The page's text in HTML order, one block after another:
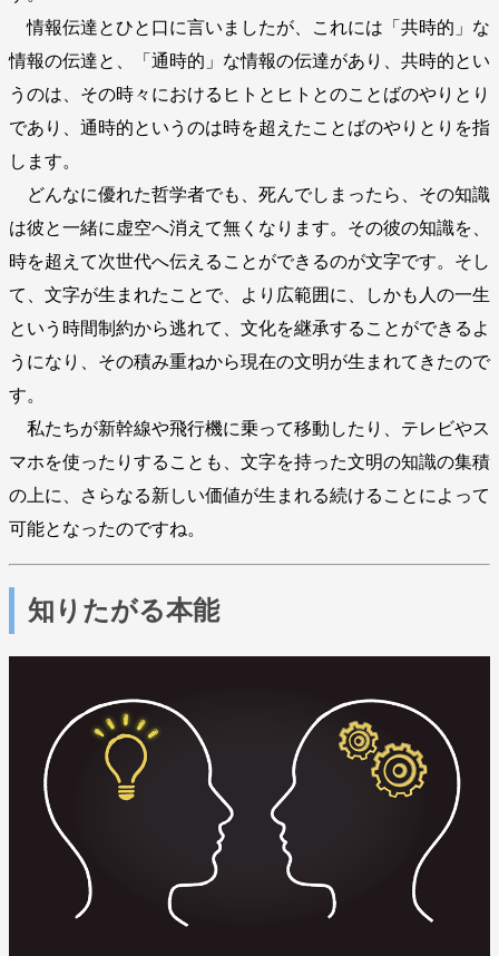
情報伝達とひと口に言いましたが、これには「共時的」な
情報の伝達と、「通時的」な情報の伝達があり、共時的とい
うのは、その時々におけるヒトとヒトとのことばのやりとり
であり、通時的というのは時を超えたことばのやりとりを指
します。
どんなに優れた哲学者でも、死んでしまったら、その知識
は彼と一緒に虚空へ消えて無くなります。その彼の知識を、
時を超えて次世代へ伝えることができるのが文字です。そし
て、文字が生まれたことで、より広範囲に、しかも人の一生
という時間制約から逃れて、文化を継承することができるよ
うになり、その積み重ねから現在の文明が生まれてきたので
す。
私たちが新幹線や飛行機に乗って移動したり、テレビやス
マホを使ったりすることも、文字を持った文明の知識の集積
の上に、さらなる新しい価値が生まれる続けることによって
可能となったのですね。
知りたがる本能